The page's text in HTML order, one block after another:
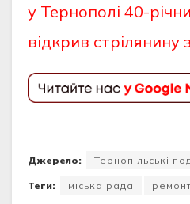
у Тернополі 40-
відкрив стрілянину
Джерело: Тернопільські
Теги: міська рада